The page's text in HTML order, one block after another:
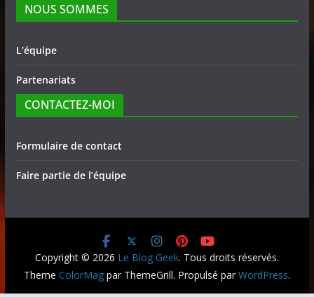
NOUS SOMMES
L’équipe
Partenariats
CONTACTEZ-MOI
Formulaire de contact
Faire partie de l’équipe
Copyright © 2026 Le Blog Geek. Tous droits réservés.
Theme ColorMagpar ThemeGrill. Propulsé par WordPress.